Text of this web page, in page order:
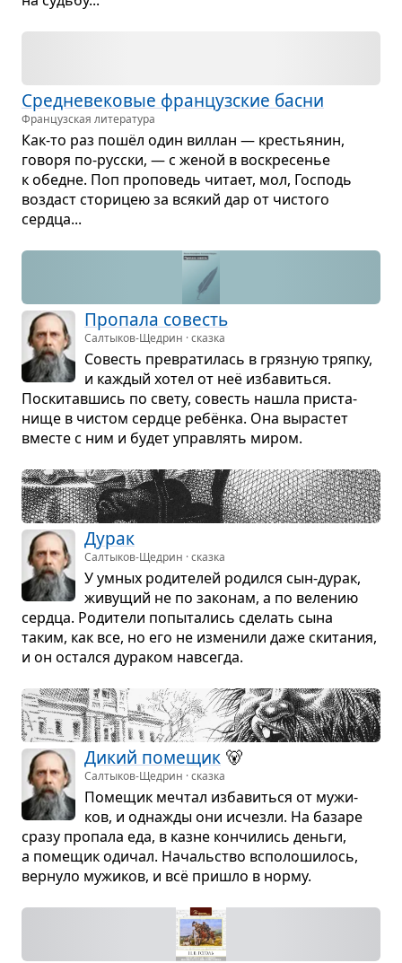
Сред­не­ве­ко­вые фран­цуз­ские басни
Французская литература
Как-то раз пошёл один вил­лан — кре­стья­нин,
говоря по-рус­ски, — с женой в вос­кре­се­нье
к обедне. Поп про­по­ведь читает, мол, Гос­подь
воз­даст сто­ри­цею за вся­кий дар от чистого
сердца...
Про­пала совесть
Салтыков-Щедрин · сказка
Совесть пре­вра­ти­лась в гряз­ную тряпку,
и каж­дый хотел от неё изба­виться.
Поски­тав­шись по свету, совесть нашла при­ста­
нище в чистом сердце ребёнка. Она выра­стет
вме­сте с ним и будет управ­лять миром.
Дурак
Салтыков-Щедрин · сказка
У умных роди­те­лей родился сын-дурак,
живу­щий не по зако­нам, а по веле­нию
сердца. Роди­тели попы­та­лись сде­лать сына
таким, как все, но его не изме­нили даже ски­та­ния,
и он остался дура­ком навсе­гда.
Дикий поме­щик 🐻
Салтыков-Щедрин · сказка
Поме­щик меч­тал изба­виться от мужи­
ков, и одна­жды они исчезли. На базаре
сразу про­пала еда, в казне кон­чи­лись деньги,
а поме­щик оди­чал. Началь­ство вспо­ло­ши­лось,
вер­нуло мужи­ков, и всё при­шло в норму.